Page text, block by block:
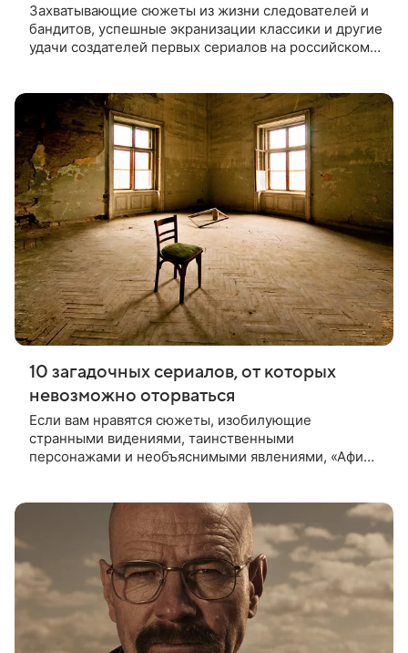
Захватывающие сюжеты из жизни следователей и
бандитов, успешные экранизации классики и другие
удачи создателей первых сериалов на российском
10 загадочных сериалов, от которых
невозможно оторваться
Если вам нравятся сюжеты, изобилующие
странными видениями, таинственными
персонажами и необъяснимыми явлениями, «Афиша